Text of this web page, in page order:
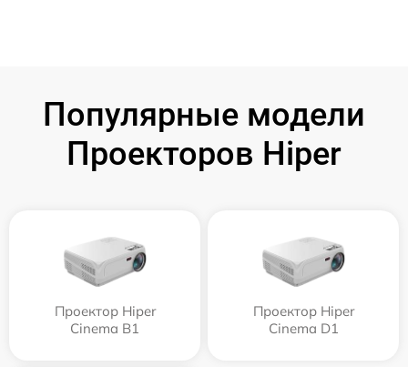
Популярные модели
Проекторов Hiper
Проектор Hiper
Cinema B1
Проектор Hiper
Cinema D1